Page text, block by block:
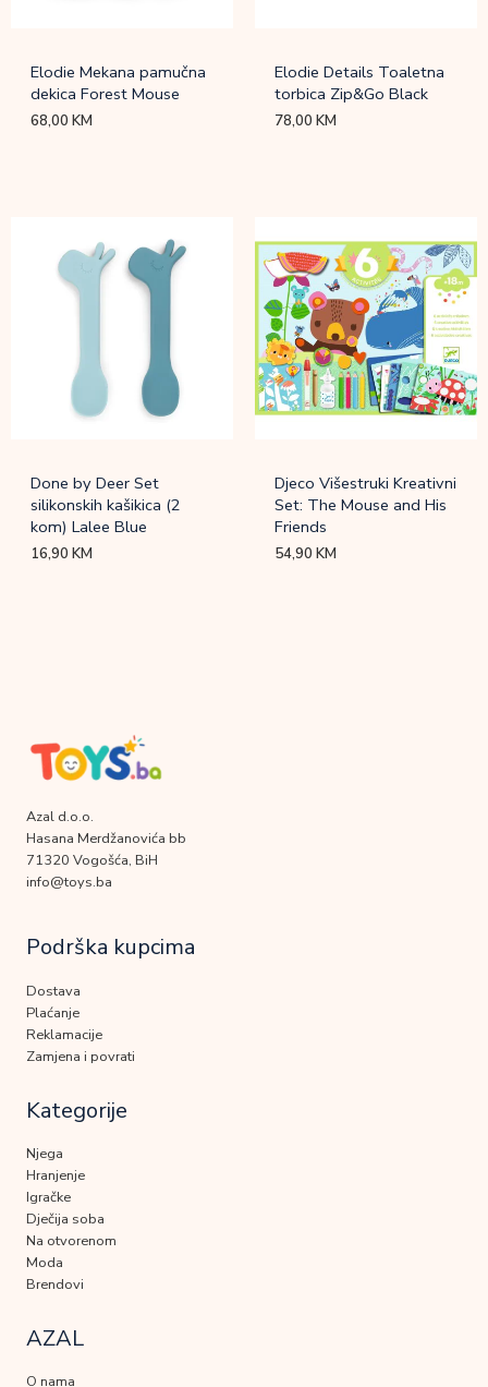
Elodie Mekana pamučna
dekica Forest Mouse
68,00KM
Elodie Details Toaletna
torbica Zip&Go Black
78,00KM
Done by Deer Set
silikonskih kašikica (2
kom) Lalee Blue
16,90KM
Djeco Višestruki Kreativni
Set: The Mouse and His
Friends
54,90KM
Azal d.o.o.
Hasana Merdžanovića bb
71320 Vogošća, BiH
info@toys.ba
Podrška kupcima
Dostava
Plaćanje
Reklamacije
Zamjena i povrati
Kategorije
Njega
Hranjenje
Igračke
Dječija soba
Na otvorenom
Moda
Brendovi
AZAL
O nama